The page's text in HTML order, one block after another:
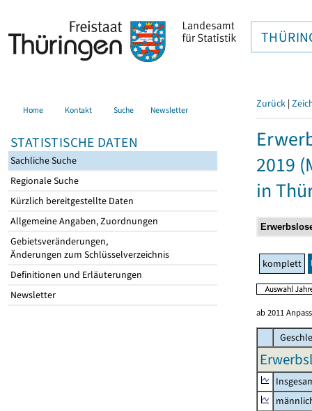
Home Kontakt Suche Newsletter
STATISTISCHE DATEN
Sachliche Suche
Regionale Suche
Kürzlich bereitgestellte Daten
Allgemeine Angaben, Zuordnungen
Gebietsveränderungen,
Änderungen zum Schlüsselverzeichnis
Definitionen und Erläuterungen
Newsletter
Zurück |
2019
in
komplett
ab 2011